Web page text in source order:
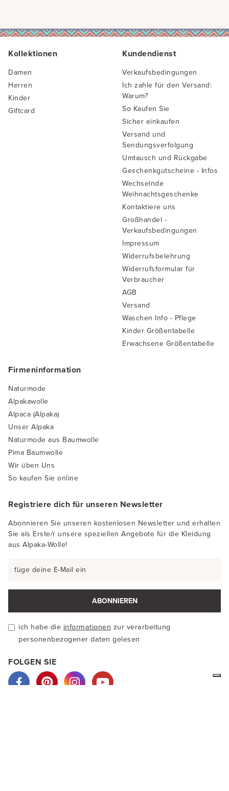
Kollektionen
Damen
Herren
Kinder
Giftcard
Firmeninformation
Naturmode
Alpakawolle
Alpaca (Alpaka)
Unser Alpaka
Naturmode aus Baumwolle
Pima Baumwolle
Wir üben Uns
So kaufen Sie online
Kundendienst
Verkaufsbedingungen
Ich zahle für den Versand:
Warum?
So Kaufen Sie
Sicher einkaufen
Versand und
Sendungsverfolgung
Umtausch und Rückgabe
Geschenkgutscheine - Infos
Wechselnde
Weihnachtsgeschenke
Kontaktiere uns
Großhandel -
Verkaufsbedingungen
Impressum
Widerrufsbelehrung
Widerrufsformular für
Verbraucher
AGB
Versand
Waschen Info - Pflege
Kinder Größentabelle
Erwachsene Größentabelle
Registriere dich für unseren Newsletter
Abonnieren Sie unseren kostenlosen Newsletter und erhalten
Sie als Erste/r unsere speziellen Angebote für die Kleidung
aus Alpaka-Wolle!
ABONNIEREN
ich habe die informationen zur verarbeitung
personenbezogener daten gelesen
FOLGEN SIE